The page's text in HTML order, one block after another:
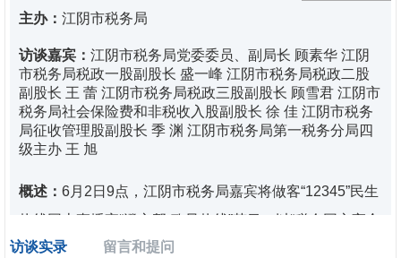
主办： 江阴市税务局
访谈嘉宾： 江阴市税务局党委委员、副局长 顾素华 江阴
市税务局税政一股副股长 盛一峰 江阴市税务局税政二股
副股长 王 蕾 江阴市税务局税政三股副股长 顾雪君 江阴市
税务局社会保险费和非税收入股副股长 徐 佳 江阴市税务
局征收管理股副股长 季 渊 江阴市税务局第一税务分局四
级主办 王 旭
概述： 6月2日9点，江阴市税务局嘉宾将做客“12345”民生
热线网上直播室“澄心帮·政风热线”节目，以“税企同心守合
规，法治公平促发展”为主题与广大市民进行热线交流，欢
访谈实录 留言和提问